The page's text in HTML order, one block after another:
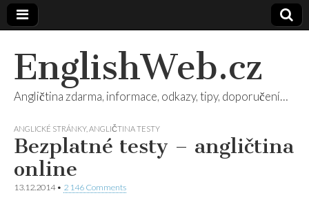
EnglishWeb.cz
Angličtina zdarma, informace, odkazy, tipy, doporučení…
ANGLICKÉ STRÁNKY, ANGLIČTINA TESTY
Bezplatné testy – angličtina
online
13.12.2014• 2 146 Comments